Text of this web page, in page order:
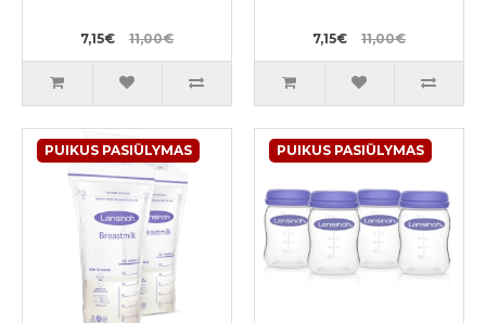
7,15€ 11,00€ 7,15€ 11,00€
PUIKUS PASIŪLYMAS PUIKUS PASIŪLYMAS